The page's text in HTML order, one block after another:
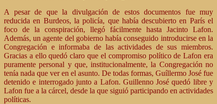
A pesar de que la divulgación de estos documentos fue muy
reducida en Burdeos, la policía, que había descubierto en París el
foco de la conspiración, llegó fácilmente hasta Jacinto Lafon.
Además, un agente del gobierno había conseguido introducirse en la
Congregación e informaba de las actividades de sus miembros.
Gracias a ello quedó claro que el compromiso político de Lafon era
puramente personal y que, institucionalmente, la Congregación no
tenía nada que ver en el asunto. De todas formas, Guíllermo José fue
detenido e interrogado junto a Lafon. Guillenno José quedó libre y
Lafon fue a la cárcel, desde la que siguió participando en actividades
políticas.